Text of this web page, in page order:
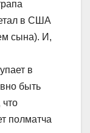
в США
сына). И,
в
быть
полматча